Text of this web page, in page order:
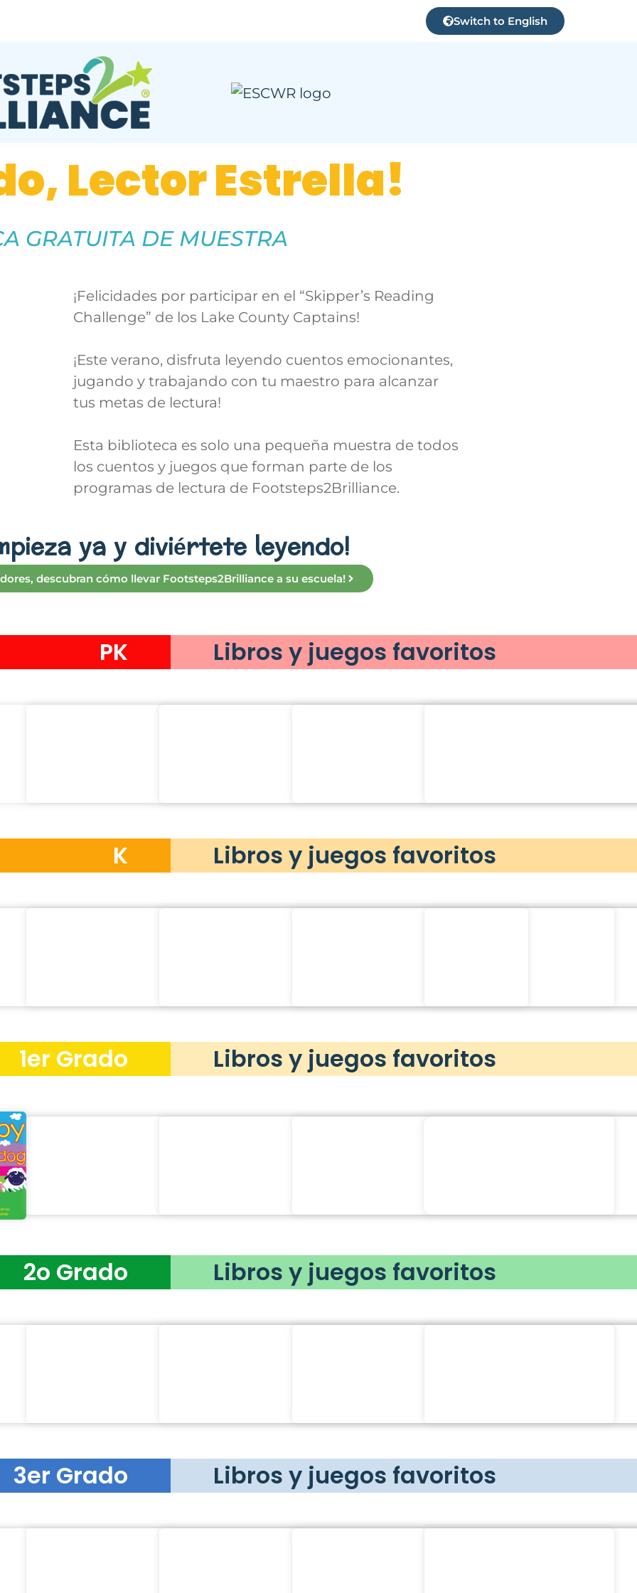
Switch to English
Lector Estrella!
GRATUITA DE MUESTRA
¡Felicidades por participar en el “Skipper’s Reading
Challenge” de los Lake County Captains!
¡Este verano, disfruta leyendo cuentos emocionantes,
jugando y trabajando con tu maestro para alcanzar
tus metas de lectura!
Esta biblioteca es solo una pequeña muestra de todos
los cuentos y juegos que forman parte de los
programas de lectura de Footsteps2Brilliance.
ya y diviértete leyendo!
descubran cómo llevar Footsteps2Brilliance a su escuela!
PK Libros y juegos favoritos
K Libros y juegos favoritos
1er Grado Libros y juegos favoritos
2o Grado Libros y juegos favoritos
3er Grado Libros y juegos favoritos